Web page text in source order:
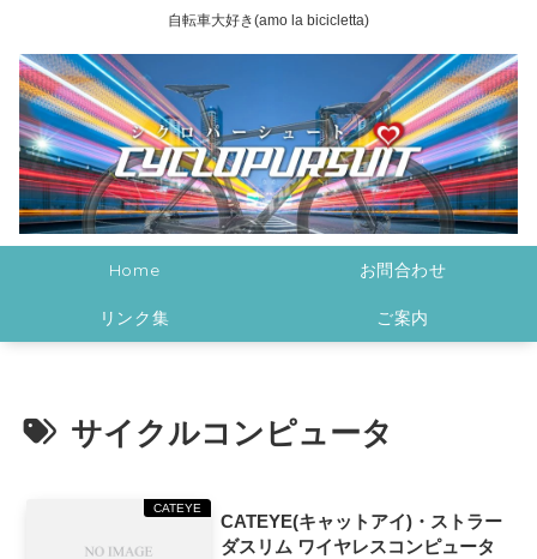
自転車大好き(amo la bicicletta)
Home お問合わせ
リンク集 ご案内
サイクルコンピュータ
CATEYE
CATEYE(キャットアイ)・ストラー
ダスリム ワイヤレスコンピュータ